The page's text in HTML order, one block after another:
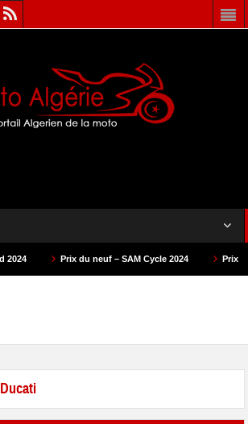
Prix du neuf – SAM Cycle 2024 Prix du neuf –
Ducati